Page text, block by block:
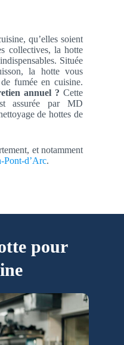
qu’elles soient
collectives, la hotte
Située
la hotte vous
fumée en cuisine.
annuel ? Cette
assurée par MD
de hottes de
et notamment
Pont-d’Arc.
pour